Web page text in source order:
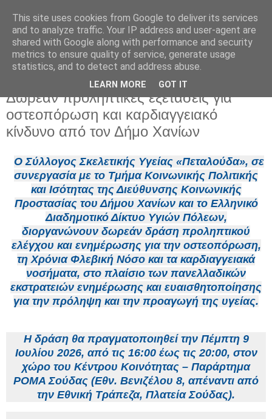
Τρίτη 7 Ιουλίου 2026
Δωρεάν προληπτικές εξετάσεις για
οστεοπόρωση και καρδιαγγειακό
κίνδυνο από τον Δήμο Χανίων
Ο Σύλλογος Σκελετικής Υγείας «Πεταλούδα», σε
συνεργασία με το Τμήμα Κοινωνικής Πολιτικής
και Ισότητας της Διεύθυνσης Κοινωνικής
Προστασίας του Δήμου Χανίων και το Ελληνικό
Διαδημοτικό Δίκτυο Υγιών Πόλεων,
διοργανώνουν δωρεάν δράση προληπτικού
ελέγχου και ενημέρωσης για την οστεοπόρωση,
τη Χρόνια Φλεβική Νόσο και τα καρδιαγγειακά
νοσήματα, στο πλαίσιο των πανελλαδικών
εκστρατειών ενημέρωσης και ευαισθητοποίησης
για την πρόληψη και την προαγωγή της υγείας.
Η δράση θα πραγματοποιηθεί την Πέμπτη 9
Ιουλίου 2026, από τις 16:00 έως τις 20:00, στον
χώρο του Κέντρου Κοινότητας – Παράρτημα
ΡΟΜΑ Σούδας (Εθν. Βενιζέλου 8, απέναντι από
την Εθνική Τράπεζα, Πλατεία Σούδας).
This site uses cookies from Google to deliver its services
and to analyze traffic. Your IP address and user-agent are
shared with Google along with performance and security
metrics to ensure quality of service, generate usage
statistics, and to detect and address abuse.
LEARN MORE GOT IT